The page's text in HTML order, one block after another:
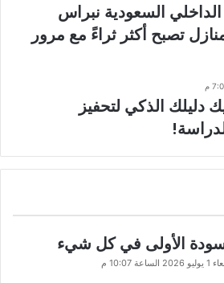
السعودية نبراس
تصبح أكثر ثراءً مع مرور
دليلك الذكي لتحفيز
الأولى في كل شيء
الساعة 10:07 م